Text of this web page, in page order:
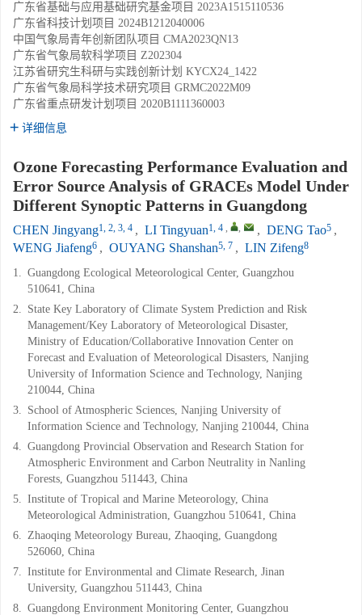
广东省基础与应用基础研究基金项目 2023A1515110536
广东省科技计划项目 2024B1212040006
中国气象局青年创新团队项目 CMA2023QN13
广东省气象局软科学项目 Z202304
江苏省研究生科研与实践创新计划 KYCX24_1422
广东省气象局科学技术研究项目 GRMC2022M09
广东省重点研发计划项目 2020B1111360003
详细信息
Ozone Forecasting Performance Evaluation and
Error Source Analysis of GRACEs Model Under
Different Synoptic Patterns in Guangdong
CHEN Jingyang1, 2, 3, 4 , LI Tingyuan1, 4 , , , DENG Tao5 ,
WENG Jiafeng6 , OUYANG Shanshan5, 7 , LIN Zifeng8
1. Guangdong Ecological Meteorological Center, Guangzhou
510641, China
2. State Key Laboratory of Climate System Prediction and Risk
Management/Key Laboratory of Meteorological Disaster,
Ministry of Education/Collaborative Innovation Center on
Forecast and Evaluation of Meteorological Disasters, Nanjing
University of Information Science and Technology, Nanjing
210044, China
3. School of Atmospheric Sciences, Nanjing University of
Information Science and Technology, Nanjing 210044, China
4. Guangdong Provincial Observation and Research Station for
Atmospheric Environment and Carbon Neutrality in Nanling
Forests, Guangzhou 511443, China
5. Institute of Tropical and Marine Meteorology, China
Meteorological Administration, Guangzhou 510641, China
6. Zhaoqing Meteorology Bureau, Zhaoqing, Guangdong
526060, China
7. Institute for Environmental and Climate Research, Jinan
University, Guangzhou 511443, China
8. Guangdong Environment Monitoring Center, Guangzhou